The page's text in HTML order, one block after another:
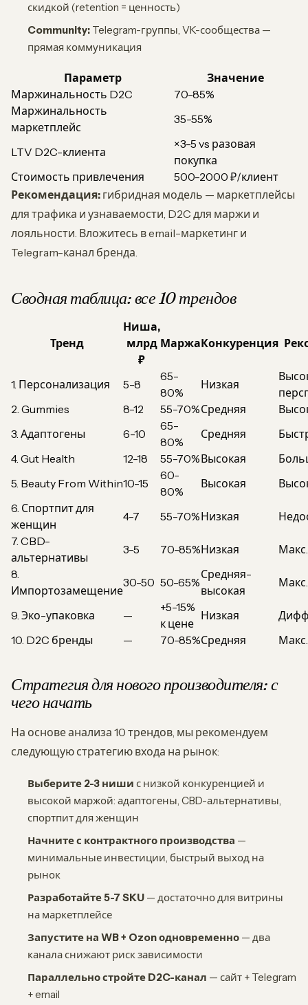
скидкой (retention = ценность)
Community: Telegram-группы, VK-сообщества —
прямая коммуникация
Параметр
Значение
Маржинальность D2C
70-85%
Маржинальность
маркетплейс
35-55%
LTV D2C-клиента
×3-5 vs разовая
покупка
Стоимость привлечения
500-2000 ₽/клиент
Рекомендация: гибридная модель — маркетплейсы
для трафика и узнаваемости, D2C для маржи и
лояльности. Вложитесь в email-маркетинг и
Telegram-канал бренда.
Сводная таблица: все 10 трендов
Тренд
Ниша,
млрд
₽
МаржаКонкуренция
1. Персонализация 5-8
65-
80%
Низкая
2. Gummies
8-12 55-70%Средняя
3. Адаптогены
6-10
65-
80%
Средняя
4. Gut Health
12-18 55-70%Высокая
5. Beauty From Within10-15
60-
80%
Высокая
6. Спортпит для
женщин
4-7 55-70%Низкая
7. CBD-
альтернативы
3-5 70-85%Низкая
8.
Импортозамещение
30-50 50-65%
Средняя-
высокая
9. Эко-упаковка —
+5-15%
к цене
Низкая
10. D2C бренды
— 70-85%Средняя
Стратегия для нового производителя: с
чего начать
На основе анализа 10 трендов, мы рекомендуем
следующую стратегию входа на рынок:
Выберите 2-3 ниши с низкой конкуренцией и
высокой маржой: адаптогены, CBD-альтернативы,
спортпит для женщин
Начните с контрактного производства —
минимальные инвестиции, быстрый выход на
рынок
Разработайте 5-7 SKU — достаточно для витрины
на маркетплейсе
Запустите на WB + Ozon одновременно — два
канала снижают риск зависимости
Параллельно стройте D2C-канал — сайт + Telegram
+ email